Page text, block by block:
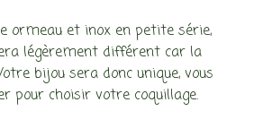
ormeau et inox en petite série,
légèrement différent car la
bijou sera donc unique, vous
pour choisir votre coquillage.